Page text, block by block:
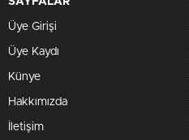
Üye Girişi
Üye Kaydı
Künye
Hakkımızda
İletişim